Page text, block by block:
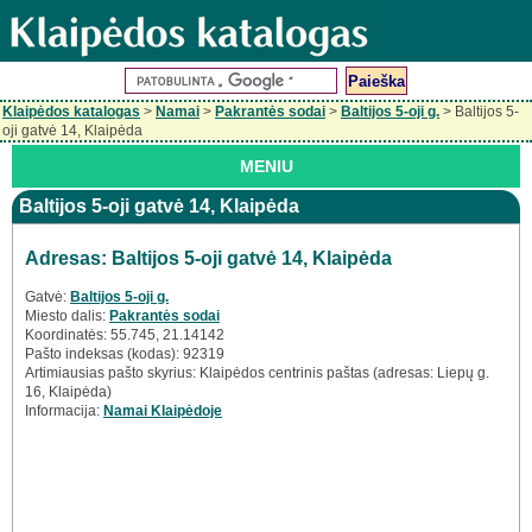
Klaipėdos katalogas > Namai > Pakrantės sodai > Baltijos 5-oji g. > Baltijos 5-
oji gatvė 14, Klaipėda
MENIU
Baltijos 5-oji gatvė 14, Klaipėda
Adresas: Baltijos 5-oji gatvė 14, Klaipėda
Gatvė: Baltijos 5-oji g.
Miesto dalis: Pakrantės sodai
Koordinatės: 55.745, 21.14142
Pašto indeksas (kodas): 92319
Artimiausias pašto skyrius: Klaipėdos centrinis paštas (adresas: Liepų g.
16, Klaipėda)
Informacija: Namai Klaipėdoje